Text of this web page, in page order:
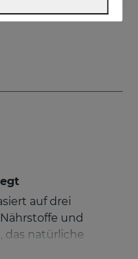
auf drei
und
das natürliche
ihre